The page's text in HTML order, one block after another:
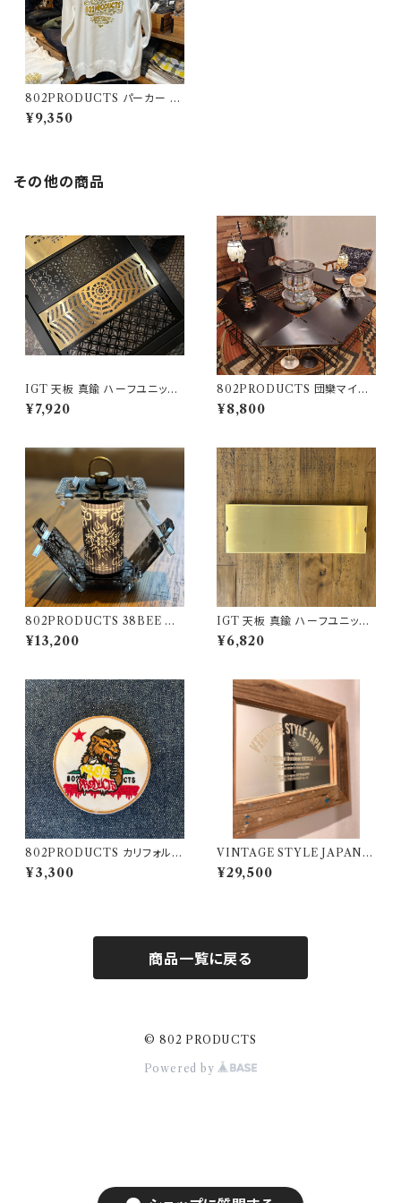
802PRODUCTS パーカー ホ
ワイト WH
¥9,350
その他の商品
IGT 天板 真鍮 ハーフユニット
【 スパイダー 】アイアングリルテ
ーブル Snow Peak スノーピー
¥7,920
802PRODUCTS 団欒マイス
ター F's COVER フィールド
ラック天板
¥8,800
802PRODUCTS 38BEE ブ
ラック アクリルシェード black 3
8灯 MIYABI
¥13,200
IGT 天板 真鍮 ハーフユニット
【 無地 】アイアングリルテーブル
Snow Peak スノーピーク
¥6,820
802PRODUCTS カリフォルニ
アベア 刺繍ワッペン
¥3,300
VINTAGE STYLE JAPAN ミ
ラー 鏡 20周年リミテッドモデル
802PRODUCTS BICASA
¥29,500
商品一覧に戻る
© 802 PRODUCTS
Powered by